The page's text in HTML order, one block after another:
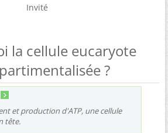
Invité
la cellule eucaryote
?
et production d'ATP, une cellule
tête.